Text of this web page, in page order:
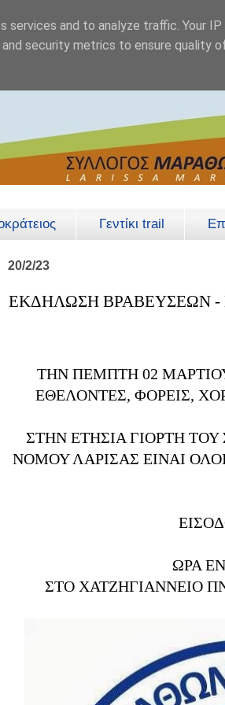
Γεντίκι trail
20/2/23
ΕΚΔΗΛΩΣΗ ΒΡΑΒΕΥΣΕΩΝ -
ΤHΝ ΠΕΜΠΤΗ 02
ΕΘΕΛΟΝΤΕΣ, ΦΟΡΕΙΣ,
ΣΤΗΝ ΕΤΗΣΙΑ ΓΙΟΡΤΗ
ΝΟΜΟΥ ΛΑΡΙΣΑΣ ΕΙΝΑΙ
ΩΡΑ
ΣΤΟ ΧΑΤΖΗΓΙΑΝΝΕΙΟ
and to analyze traffic. Your
security metrics to ensure quality